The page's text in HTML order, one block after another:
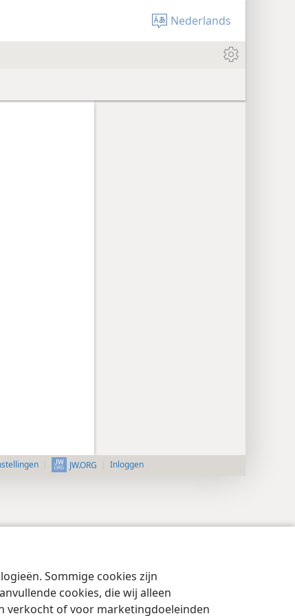
Sommige cookies zijn
cookies, die wij alleen
verkocht of voor marketingdoeleinden
Nederlands
JW.ORG Inloggen